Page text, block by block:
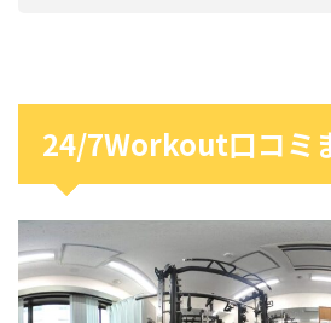
24/7Workout口コミ